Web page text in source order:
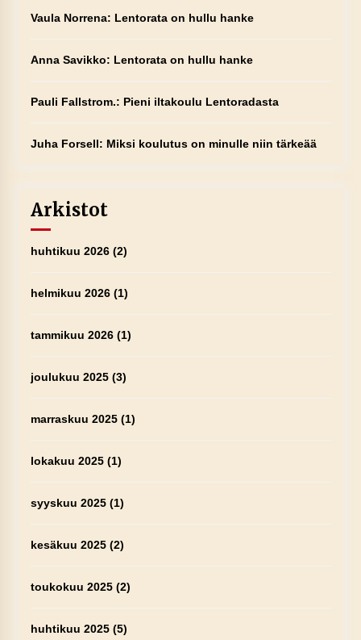
Vaula Norrena: Lentorata on hullu hanke
Anna Savikko: Lentorata on hullu hanke
Pauli Fallstrom.: Pieni iltakoulu Lentoradasta
Juha Forsell: Miksi koulutus on minulle niin tärkeää
Arkistot
huhtikuu 2026(2)
helmikuu 2026(1)
tammikuu 2026(1)
joulukuu 2025(3)
marraskuu 2025(1)
lokakuu 2025(1)
syyskuu 2025(1)
kesäkuu 2025(2)
toukokuu 2025(2)
huhtikuu 2025(5)